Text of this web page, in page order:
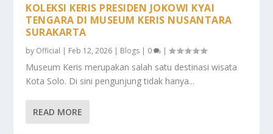
KOLEKSI KERIS PRESIDEN JOKOWI KYAI
TENGARA DI MUSEUM KERIS NUSANTARA
SURAKARTA
by Official | Feb 12, 2026 | Blogs | 0 |
Museum Keris merupakan salah satu destinasi wisata
Kota Solo. Di sini pengunjung tidak hanya...
READ MORE